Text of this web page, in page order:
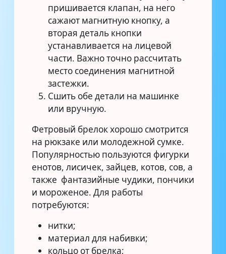
пришивается клапан, на него
сажают магнитную кнопку, а
вторая деталь кнопки
устанавливается на лицевой
части. Важно точно рассчитать
место соединения магнитной
застежки.
Сшить обе детали на машинке
или вручную.
Фетровый брелок хорошо смотрится
на рюкзаке или молодежной сумке.
Популярностью пользуются фигурки
енотов, лисичек, зайцев, котов, сов, а
также фантазийные чудики, пончики
и мороженое. Для работы
потребуются:
нитки;
материал для набивки;
кольцо от брелка;